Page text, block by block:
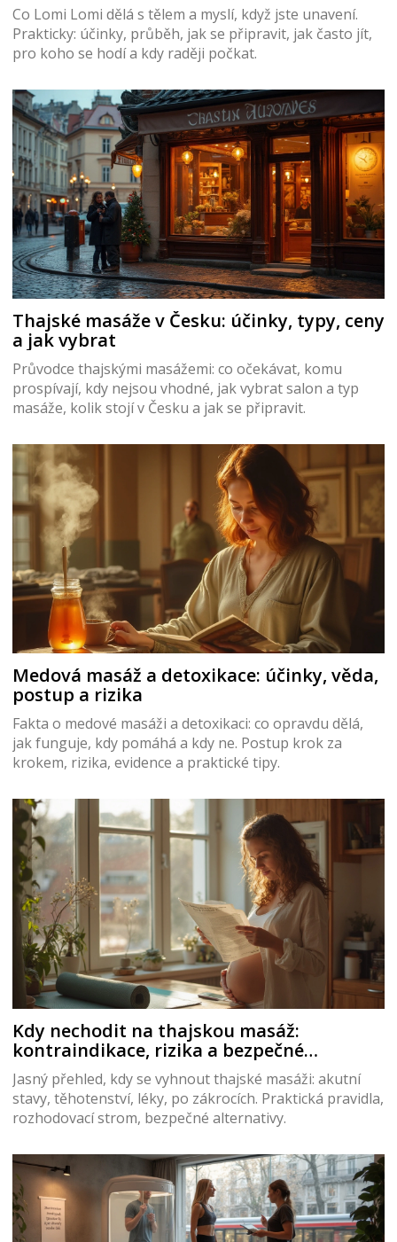
Co Lomi Lomi dělá s tělem a myslí, když jste unavení.
Prakticky: účinky, průběh, jak se připravit, jak často jít,
pro koho se hodí a kdy raději počkat.
Thajské masáže v Česku: účinky, typy, ceny
a jak vybrat
Průvodce thajskými masážemi: co očekávat, komu
prospívají, kdy nejsou vhodné, jak vybrat salon a typ
masáže, kolik stojí v Česku a jak se připravit.
Medová masáž a detoxikace: účinky, věda,
postup a rizika
Fakta o medové masáži a detoxikaci: co opravdu dělá,
jak funguje, kdy pomáhá a kdy ne. Postup krok za
krokem, rizika, evidence a praktické tipy.
Kdy nechodit na thajskou masáž:
kontraindikace, rizika a bezpečné
alternativy (2025)
Jasný přehled, kdy se vyhnout thajské masáži: akutní
stavy, těhotenství, léky, po zákrocích. Praktická pravidla,
rozhodovací strom, bezpečné alternativy.